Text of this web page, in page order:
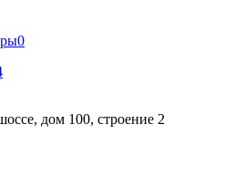
0
дом 100, строение 2